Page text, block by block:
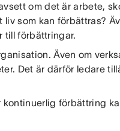
om det är arbete,
som kan förbättras?
till förbättringar.
Även om
Det är därför ledare
kontinuerlig förbättring